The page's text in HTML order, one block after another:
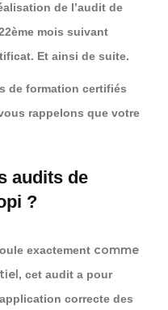
de l’audit de
mois suivant
Et ainsi de suite.
de formation certifiés
rappelons que votre
audits de
?
exactement comme
, cet audit a pour
correcte des